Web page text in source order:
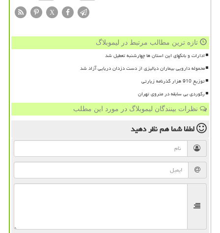
X
تازه ترین مطالب مرتبط در لیموبلاگ
ادارات و بانکهای این استان ها چهارشنبه تعطیل شد
محموله دارویی بیماران دیالیزی از دست دزدان دریایی آزاد شد
توزیع 910 هزار گذرنامه زیارتی
رکوردی بی سابقه در متروی تهران
نظرات بینندگان لیموبلاگ در مورد این مطلب
لطفا شما همنظر دهید